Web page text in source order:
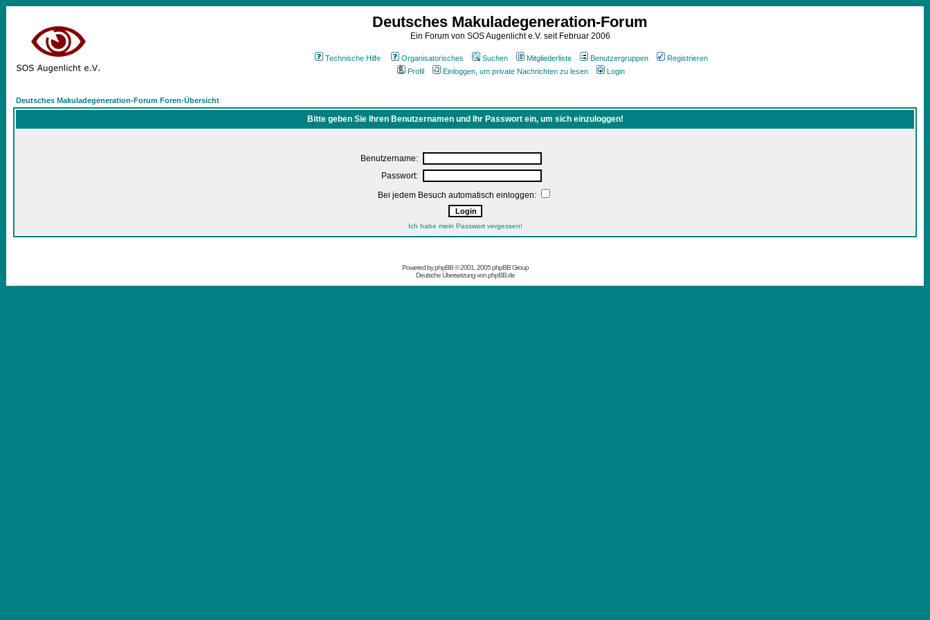
Deutsches Makuladegeneration-Forum
Ein Forum von SOS Augenlicht e.V. seit Februar 2006
Technische Hilfe Organisatorisches Suchen Mitgliederliste Benutzergruppen
Registrieren
Profil
Einloggen, um private Nachrichten zu lesen Login
Deutsches Makuladegeneration-Forum Foren-Übersicht
Bitte geben Sie Ihren Benutzernamen und Ihr Passwort ein, um sich einzuloggen!
Benutzername:
Passwort:
Bei jedem Besuch automatisch einloggen:
Ich habe mein Passwort vergessen!
Powered byphpBB© 2001, 2005 phpBB Group
Deutsche Übersetzung vonphpBB.de